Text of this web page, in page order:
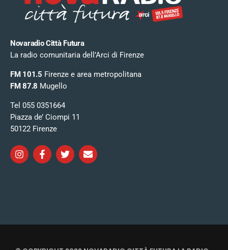
Novaradio Città Futura
La radio comunitaria dell’Arci di Firenze
FM 101.5 Firenze e area metropolitana
FM 87.8 Mugello
Tel 055 0351664
Piazza de’ Ciompi 11
50122 Firenze